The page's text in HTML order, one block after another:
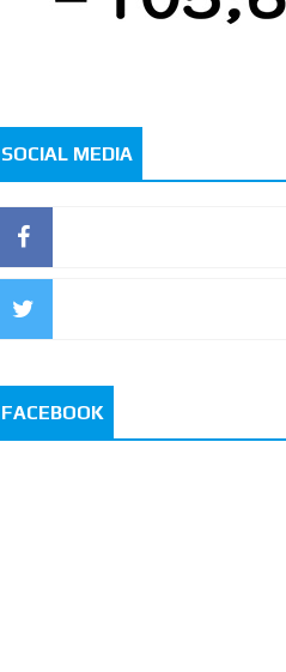
SOCIAL MEDIA
FACEBOOK